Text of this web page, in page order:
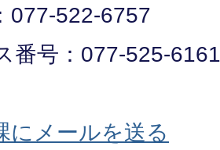
077-522-6757
番号：077-525-6161
にメールを送る